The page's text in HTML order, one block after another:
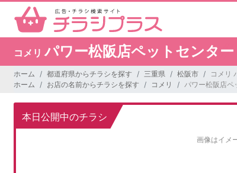
コメリパワー松阪店ペットセンター
ホーム 都道府県からチラシを探す 三重県 松阪市
コメリ
ホーム
お店の名前からチラシを探す コメリ パワー松阪店ペ
本日公開中のチラシ
画像はイメ